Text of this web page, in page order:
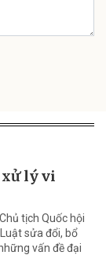
lý vi
tịch Quốc hội
sửa đổi, bổ
vấn đề đại